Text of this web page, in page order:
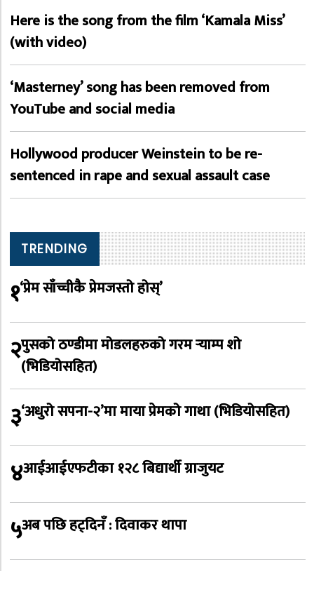
Here is the song from the film ‘Kamala Miss’
(with video)
‘Masterney’ song has been removed from
YouTube and social media
Hollywood producer Weinstein to be re-
sentenced in rape and sexual assault case
TRENDING
१‘प्रेम साँच्चीकै प्रेमजस्तो होस्’
२पुसको ठण्डीमा मोडलहरुको गरम र्‍याम्प शो
(भिडियोसहित)
३‘अधुरो सपना-२’मा माया प्रेमको गाथा (भिडियोसहित)
४आईआईएफटीका १२८ बिद्यार्थी ग्राजुयट
५अब पछि हट्दिनँ : दिवाकर थापा